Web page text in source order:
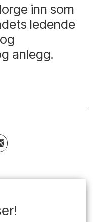
inn som
ledende
anlegg.